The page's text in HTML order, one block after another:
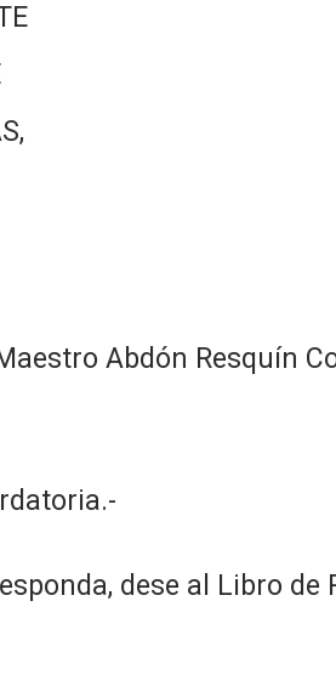
Abdón Resquín
dese al Libro de